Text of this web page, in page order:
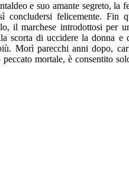
e suo amante segreto, la
concludersi felicemente. Fin
il marchese introdottosi per
scorta di uccidere la donna e
Morì parecchi anni dopo,
mortale, è consentito